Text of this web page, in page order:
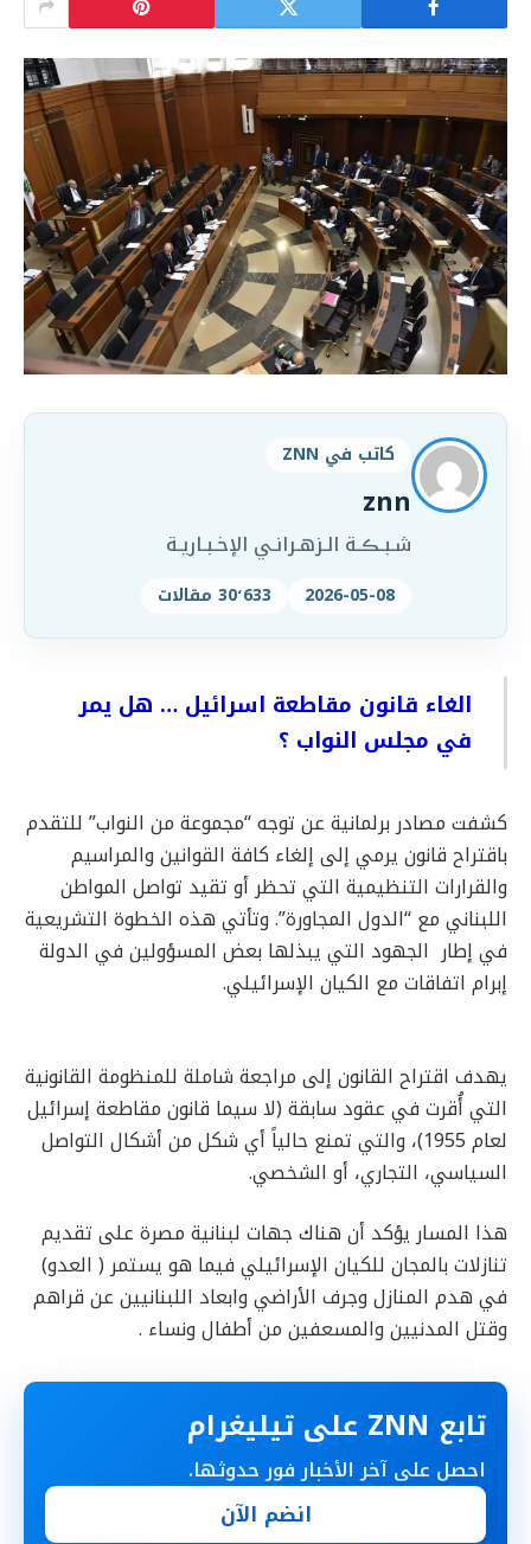
كاتب في ZNN
znn
شـبـڪـة الـزهـرانـي الإخـبـاريـة
2026-05-08 30٬633 مقالات
الغاء قانون مقاطعة اسرائيل … هل يمر
في مجلس النواب ؟
كشفت مصادر برلمانية عن توجه “مجموعة من النواب” للتقدم
باقتراح قانون يرمي إلى إلغاء كافة القوانين والمراسيم
والقرارات التنظيمية التي تحظر أو تقيد تواصل المواطن
اللبناني مع “الدول المجاورة”. وتأتي هذه الخطوة التشريعية
في إطار الجهود التي يبذلها بعض المسؤولين في الدولة
إبرام اتفاقات مع الكيان الإسرائيلي.
يهدف اقتراح القانون إلى مراجعة شاملة للمنظومة القانونية
التي أُقرت في عقود سابقة (لا سيما قانون مقاطعة إسرائيل
لعام 1955)، والتي تمنع حالياً أي شكل من أشكال التواصل
السياسي، التجاري، أو الشخصي.
هذا المسار يؤكد أن هناك جهات لبنانية مصرة على تقديم
تنازلات بالمجان للكيان الإسرائيلي فيما هو يستمر ( العدو)
في هدم المنازل وجرف الأراضي وابعاد اللبنانيين عن قراهم
وقتل المدنيين والمسعفين من أطفال ونساء .
تابع ZNN على تيليغرام
احصل على آخر الأخبار فور حدوثها.
انضم الآن